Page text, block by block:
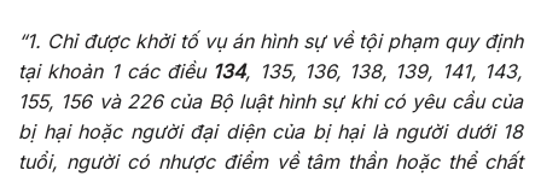
“1. Chỉ được khởi tố vụ án hình sự về tội phạm quy định
tại khoản 1 các điều 134, 135, 136, 138, 139, 141, 143,
155, 156 và 226 của Bộ luật hình sự khi có yêu cầu của
bị hại hoặc người đại diện của bị hại là người dưới 18
tuổi, người có nhược điểm về tâm thần hoặc thể chất